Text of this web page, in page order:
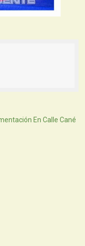
En Calle Cané